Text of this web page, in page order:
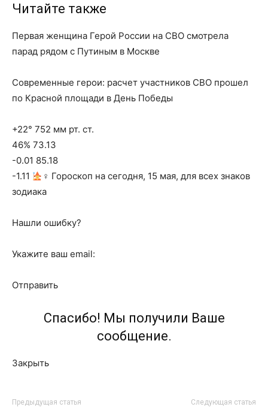
Читайте также
Первая женщина Герой России на СВО смотрела
парад рядом с Путиным в Москве
Современные герои: расчет участников СВО прошел
по Красной площади в День Победы
+22° 752 мм рт. ст.
46% 73.13
-0.01 85.18
-1.11
‍♀ Гороскоп на сегодня, 15 мая, для всех знаков
зодиака
Нашли ошибку?
Укажите ваш email:
Отправить
Спасибо! Мы получили Ваше
сообщение.
Закрыть
Предыдущая статья Следующая статья